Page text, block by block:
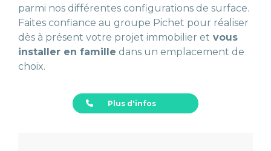
parmi nos différentes configurations de surface.
Faites confiance au groupe Pichet pour réaliser
dès à présent votre projet immobilier et vous
installer en famille dans un emplacement de
choix.
Plus d'infos